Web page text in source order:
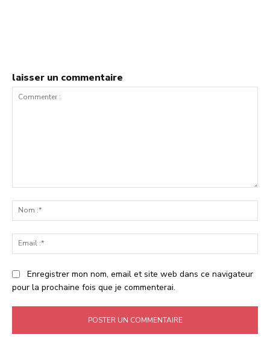
laisser un commentaire
:*
:*
Enregistrer mon nom, email et site web dans ce navigateur
pour la prochaine fois que je commenterai.